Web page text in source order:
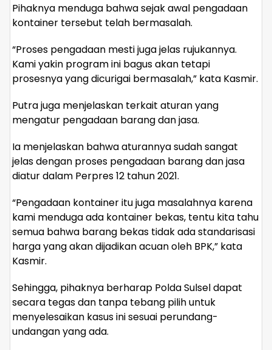
Pihaknya menduga bahwa sejak awal pengadaan
kontainer tersebut telah bermasalah.
“Proses pengadaan mesti juga jelas rujukannya.
Kami yakin program ini bagus akan tetapi
prosesnya yang dicurigai bermasalah,” kata Kasmir.
Putra juga menjelaskan terkait aturan yang
mengatur pengadaan barang dan jasa.
Ia menjelaskan bahwa aturannya sudah sangat
jelas dengan proses pengadaan barang dan jasa
diatur dalam Perpres 12 tahun 2021.
“Pengadaan kontainer itu juga masalahnya karena
kami menduga ada kontainer bekas, tentu kita tahu
semua bahwa barang bekas tidak ada standarisasi
harga yang akan dijadikan acuan oleh BPK,” kata
Kasmir.
Sehingga, pihaknya berharap Polda Sulsel dapat
secara tegas dan tanpa tebang pilih untuk
menyelesaikan kasus ini sesuai perundang-
undangan yang ada.